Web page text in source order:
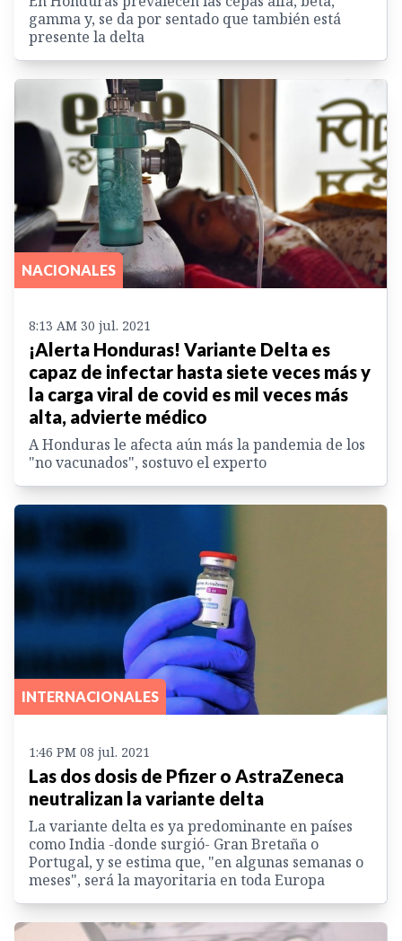
gamma y, se da por sentado que también está
presente la delta
NACIONALES
8:13 AM 30 jul. 2021
¡Alerta Honduras! Variante Delta es
capaz de infectar hasta siete veces más y
la carga viral de covid es mil veces más
alta, advierte médico
A Honduras le afecta aún más la pandemia de los
"no vacunados", sostuvo el experto
INTERNACIONALES
1:46 PM 08 jul. 2021
Las dos dosis de Pfizer o AstraZeneca
neutralizan la variante delta
La variante delta es ya predominante en países
como India -donde surgió- Gran Bretaña o
Portugal, y se estima que, "en algunas semanas o
meses", será la mayoritaria en toda Europa